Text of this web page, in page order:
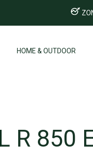
HOME & OUTDOOR
R 850